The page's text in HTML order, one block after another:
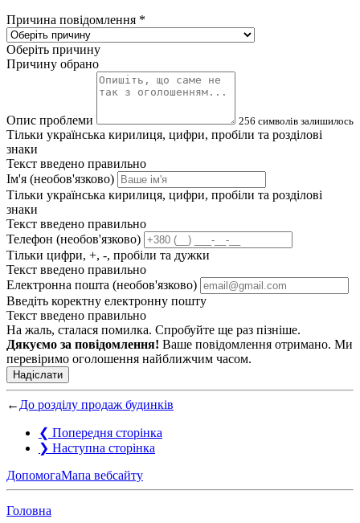
Причина повідомлення *
Оберіть причину
Причину обрано
Опис проблеми 256 символів залишилось
Тільки українська кирилиця, цифри, пробіли та розділові
знаки
Текст введено правильно
Ім'я (необов'язково)
Тільки українська кирилиця, цифри, пробіли та розділові
знаки
Текст введено правильно
Телефон (необов'язково)
Тільки цифри, +, -, пробіли та дужки
Текст введено правильно
Електронна пошта (необов'язково)
Введіть коректну електронну пошту
Текст введено правильно
На жаль, сталася помилка. Спробуйте ще раз пізніше.
Дякуємо за повідомлення! Ваше повідомлення отримано. Ми
перевіримо оголошення найближчим часом.
Надіслати
← До розділу продаж будинків
❮ Попередня сторінка
❯ Наступна сторінка
ДопомогаМапа вебсайту
Головна